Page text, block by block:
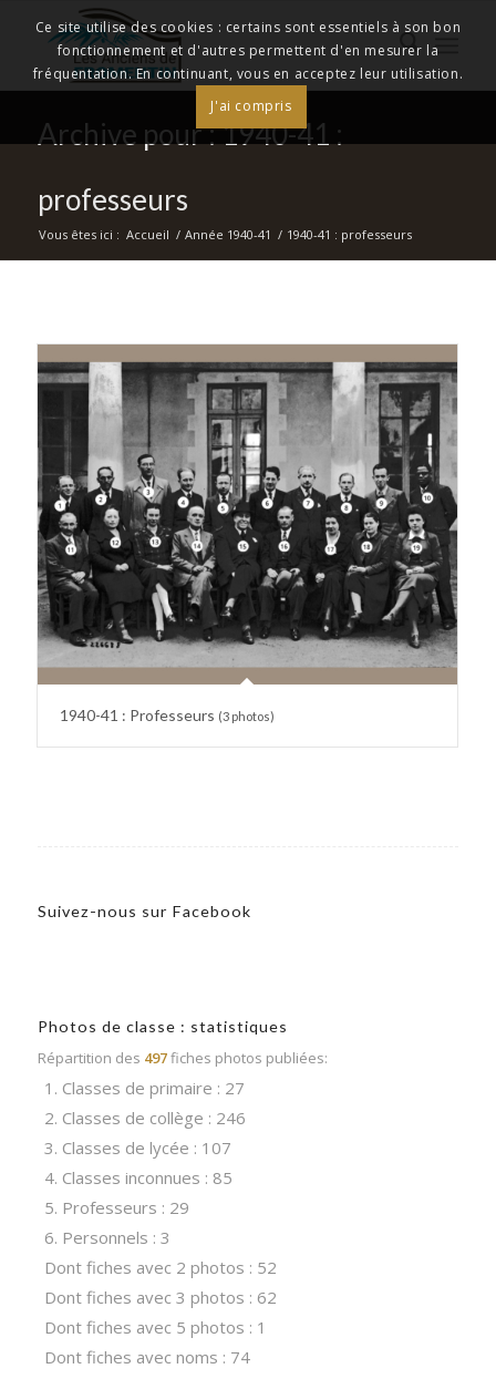
Archive pour : 1940-41 :
professeurs
Vous êtes ici : Accueil / Année 1940-41 / 1940-41 : professeurs
1940-41 : Professeurs (3 photos)
Suivez-nous sur Facebook
Photos de classe : statistiques
Répartition des 497fiches photos publiées:
1. Classes de primaire : 27
2. Classes de collège : 246
3. Classes de lycée : 107
4. Classes inconnues : 85
5. Professeurs : 29
6. Personnels : 3
Dont fiches avec 2 photos : 52
Dont fiches avec 3 photos : 62
Dont fiches avec 5 photos : 1
Dont fiches avec noms : 74
Ce site utilise des cookies : certains sont essentiels à son bon
fonctionnement et d'autres permettent d'en mesurer la
fréquentation. En continuant, vous en acceptez leur utilisation.
J'ai compris